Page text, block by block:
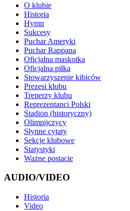
O klubie
Historia
Hymn
Sukcesy
Puchar Ameryki
Puchar Rappana
Oficjalna maskotka
Oficjalna piłka
Stowarzyszenie kibiców
Prezesi klubu
Trenerzy klubu
Reprezentanci Polski
Stadion (historyczny)
Olimpijczycy
Słynne cytaty
Sekcje klubowe
Statystyki
Ważne postacie
AUDIO/VIDEO
Historia
Video